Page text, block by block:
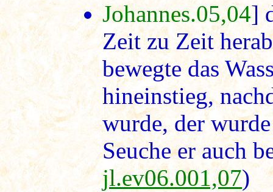
Johannes.05,04]
Zeit zu Zeit
bewegte das
hineinstieg,
wurde, der
Seuche er auch
jl.ev06.001,07)